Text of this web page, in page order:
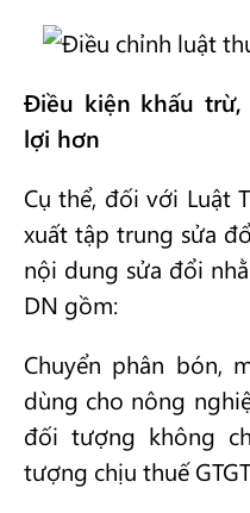
Điều kiện khấu trừ,
lợi hơn
Cụ thể, đối với Luật
xuất tập trung sửa
nội dung sửa đổi
DN gồm:
Chuyển phân bón,
dùng cho nông
đối tượng không
tượng chịu thuế